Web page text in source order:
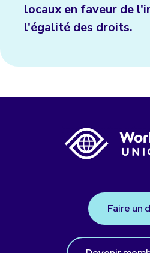
locaux en faveur de
l'égalité des droits.
Faire un